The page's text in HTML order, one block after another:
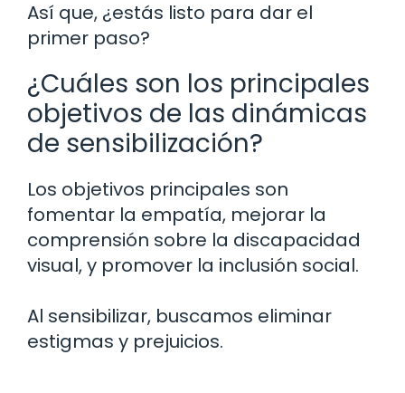
Así que, ¿estás listo para dar el
primer paso?
¿Cuáles son los principales
objetivos de las dinámicas
de sensibilización?
Los objetivos principales son
fomentar la empatía, mejorar la
comprensión sobre la discapacidad
visual, y promover la inclusión social.
Al sensibilizar, buscamos eliminar
estigmas y prejuicios.